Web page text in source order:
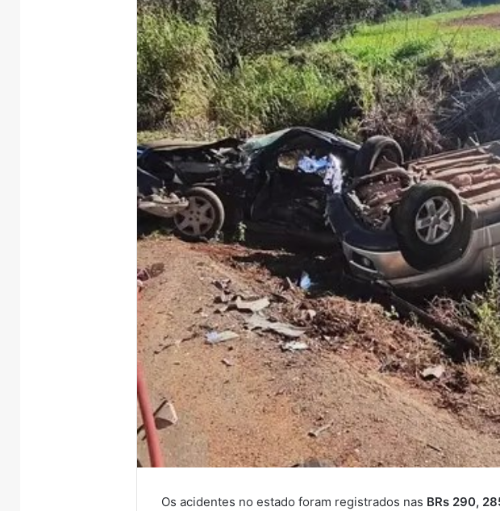
Os acidentes no estado foram registrados nas BRs 290,